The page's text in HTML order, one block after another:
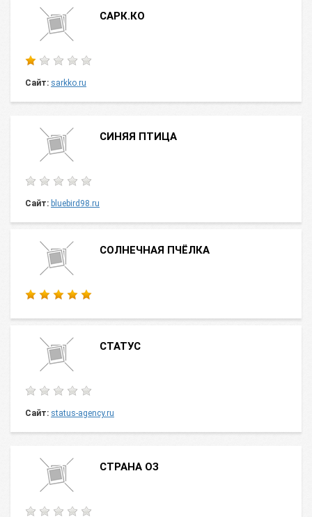
САРК.КО
Сайт: sarkko.ru
СИНЯЯ ПТИЦА
Сайт: bluebird98.ru
СОЛНЕЧНАЯ ПЧЁЛКА
СТАТУС
Сайт: status-agency.ru
СТРАНА ОЗ